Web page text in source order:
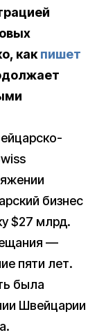
какпишет
бизнес
$27 млрд.
—
пяти лет.
была
Швейцарии